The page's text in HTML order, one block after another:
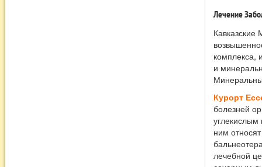
Лечение
комплекса,
и
Курорт
болезней
ним
лечебной